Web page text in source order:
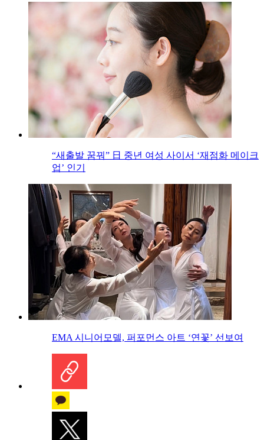
“새출발 꿈꿔” 日 중년 여성 사이서 ‘재점화 메이크
업’ 인기
EMA 시니어모델, 퍼포먼스 아트 ‘연꽃’ 선보여